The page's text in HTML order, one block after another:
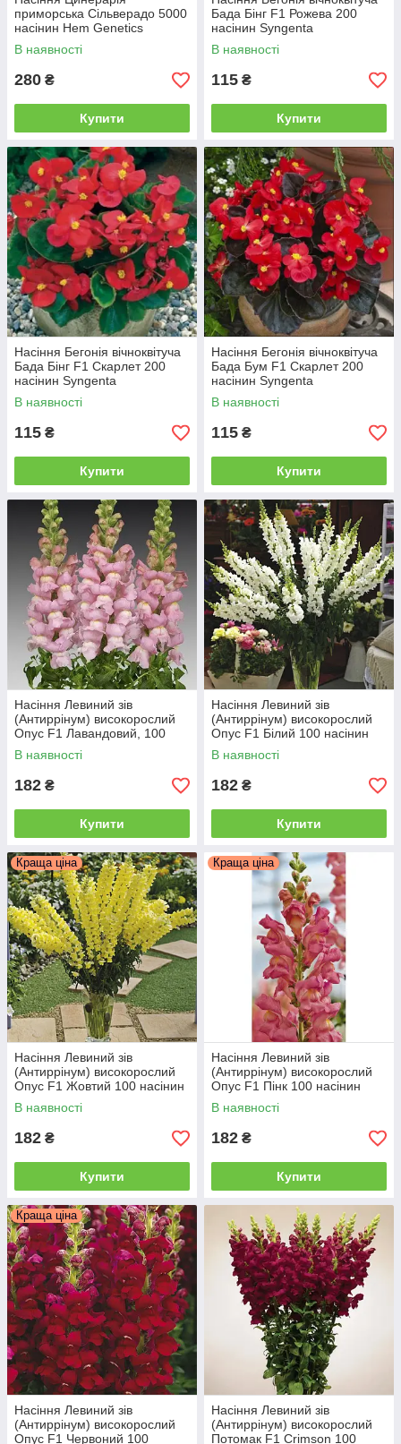
приморська Сільверадо 5000
насінин Hem Genetics
В наявності
280 ₴
Купити
Бада Бінг F1 Рожева 200
насінин Syngenta
В наявності
115 ₴
Купити
Насіння Бегонія вічноквітуча
Бада Бінг F1 Скарлет 200
насінин Syngenta
В наявності
115 ₴
Купити
Насіння Бегонія вічноквітуча
Бада Бум F1 Скарлет 200
насінин Syngenta
В наявності
115 ₴
Купити
Насіння Левиний зів
(Антиррінум) високорослий
Опус F1 Лавандовий, 100
насінин Syngenta
В наявності
182 ₴
Купити
Насіння Левиний зів
(Антиррінум) високорослий
Опус F1 Білий 100 насінин
Syngenta
В наявності
182 ₴
Купити
Краща ціна
Насіння Левиний зів
(Антиррінум) високорослий
Опус F1 Жовтий 100 насінин
Syngenta
В наявності
182 ₴
Купити
Краща ціна
Насіння Левиний зів
(Антиррінум) високорослий
Опус F1 Пінк 100 насінин
Syngenta
В наявності
182 ₴
Купити
Краща ціна
Насіння Левиний зів
(Антиррінум) високорослий
Опус F1 Червоний 100
Насіння Левиний зів
(Антиррінум) високорослий
Потомак F1 Сrimson 100